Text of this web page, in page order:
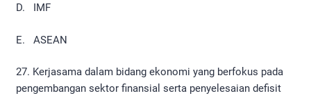
D. IMF
E. ASEAN
27. Kerjasama dalam bidang ekonomi yang berfokus pada
pengembangan sektor finansial serta penyelesaian defisit